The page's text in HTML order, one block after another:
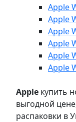
Apple
Apple
Apple
Apple
Apple
Apple
Apple купить
выгодной
распаковки в